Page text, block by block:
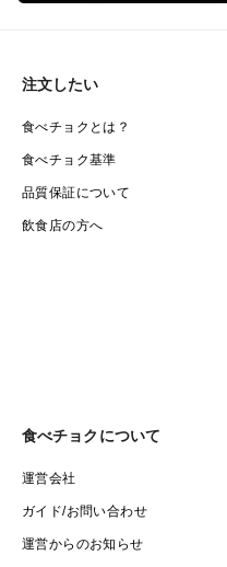
注文したい
食べチョクとは？
食べチョク基準
品質保証について
飲食店の方へ
食べチョクについて
運営会社
ガイド/お問い合わせ
運営からのお知らせ